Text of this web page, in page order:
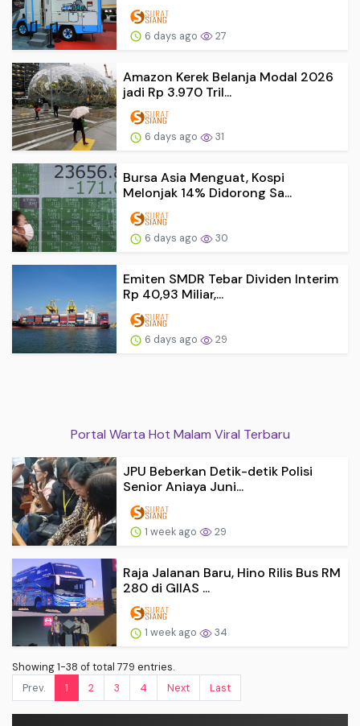
6 days ago 27
Amazon Kerek Belanja Modal 2026
jadi Rp 3.970 Tril...
6 days ago 31
Bursa Asia Menguat, Kospi
Melonjak 14% Didorong Sa...
6 days ago 30
Emiten SMDR Tebar Dividen Interim
Rp 40,93 Miliar,...
6 days ago 29
Portal Warta Hot Malam Viral Terbaru
JPU Beberkan Detik-detik Polisi
Senior Aniaya Juni...
1 week ago 29
Raja Jalanan Baru, Hino Rilis Bus RM
280 di GIIAS ...
1 week ago 34
Showing 1-38 of total 779 entries.
Prev.
1 2 3 4 Next Last